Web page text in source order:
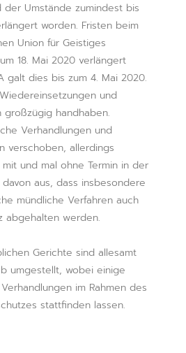
der Umstände zumindest bis
worden. Fristen beim
Union für Geistiges
18. Mai 2020 verlängert
galt dies bis zum 4. Mai 2020.
und
großzügig handhaben.
Verhandlungen und
verschoben, allerdings
und mal ohne Termin in der
aus, dass insbesondere
mündliche Verfahren auch
abgehalten werden.
Gerichte sind allesamt
umgestellt, wobei einige
im Rahmen des
stattfinden lassen.